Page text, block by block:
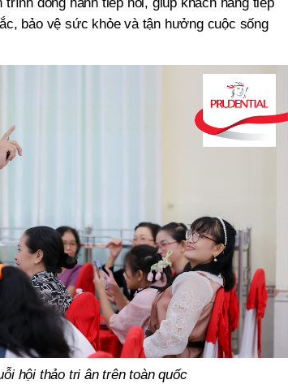
bảo vệ sức khỏe và tận hưởng cuộc sống
hội thảo tri ân trên toàn quốc